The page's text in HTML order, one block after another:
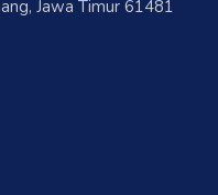
Jawa Timur 61481